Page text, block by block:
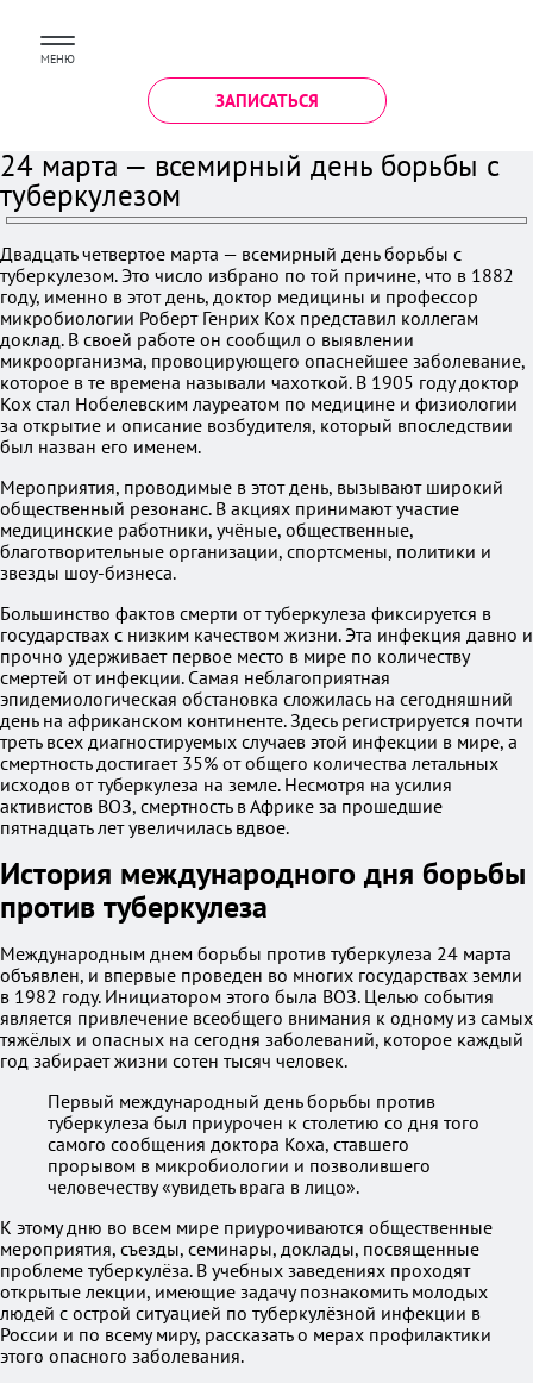
МЕНЮ
ЗАПИСАТЬСЯ
24 марта — всемирный день борьбы с
туберкулезом
Двадцать четвертое марта — всемирный день борьбы с
туберкулезом. Это число избрано по той причине, что в 1882
году, именно в этот день, доктор медицины и профессор
микробиологии Роберт Генрих Кох представил коллегам
доклад. В своей работе он сообщил о выявлении
микроорганизма, провоцирующего опаснейшее заболевание,
которое в те времена называли чахоткой. В 1905 году доктор
Кох стал Нобелевским лауреатом по медицине и физиологии
за открытие и описание возбудителя, который впоследствии
был назван его именем.
Мероприятия, проводимые в этот день, вызывают широкий
общественный резонанс. В акциях принимают участие
медицинские работники, учёные, общественные,
благотворительные организации, спортсмены, политики и
звезды шоу-бизнеса.
Большинство фактов смерти от туберкулеза фиксируется в
государствах с низким качеством жизни. Эта инфекция давно и
прочно удерживает первое место в мире по количеству
смертей от инфекции. Самая неблагоприятная
эпидемиологическая обстановка сложилась на сегодняшний
день на африканском континенте. Здесь регистрируется почти
треть всех диагностируемых случаев этой инфекции в мире, а
смертность достигает 35% от общего количества летальных
исходов от туберкулеза на земле. Несмотря на усилия
активистов ВОЗ, смертность в Африке за прошедшие
пятнадцать лет увеличилась вдвое.
История международного дня борьбы
против туберкулеза
Международным днем борьбы против туберкулеза 24 марта
объявлен, и впервые проведен во многих государствах земли
в 1982 году. Инициатором этого была ВОЗ. Целью события
является привлечение всеобщего внимания к одному из самых
тяжёлых и опасных на сегодня заболеваний, которое каждый
год забирает жизни сотен тысяч человек.
Первый международный день борьбы против
туберкулеза был приурочен к столетию со дня того
самого сообщения доктора Коха, ставшего
прорывом в микробиологии и позволившего
человечеству «увидеть врага в лицо».
К этому дню во всем мире приурочиваются общественные
мероприятия, съезды, семинары, доклады, посвященные
проблеме туберкулёза. В учебных заведениях проходят
открытые лекции, имеющие задачу познакомить молодых
людей с острой ситуацией по туберкулёзной инфекции в
России и по всему миру, рассказать о мерах профилактики
этого опасного заболевания.